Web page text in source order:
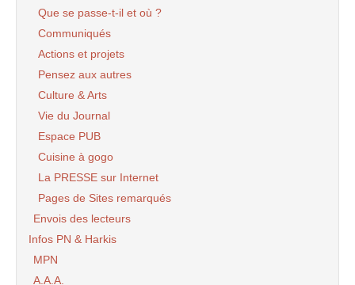
Que se passe-t-il et où ?
Communiqués
Actions et projets
Pensez aux autres
Culture & Arts
Vie du Journal
Espace PUB
Cuisine à gogo
La PRESSE sur Internet
Pages de Sites remarqués
Envois des lecteurs
Infos PN & Harkis
MPN
A.A.A.